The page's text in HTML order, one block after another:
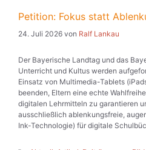
Petition: Fokus statt
24. Juli 2026 von Ralf Lankau
Der Bayerische Landtag und das
Unterricht und Kultus werden
Einsatz von Multimedia-Tablets
beenden, Eltern eine echte
digitalen Lehrmitteln zu garantieren
ausschließlich ablenkungsfreie,
Ink-Technologie) für digitale